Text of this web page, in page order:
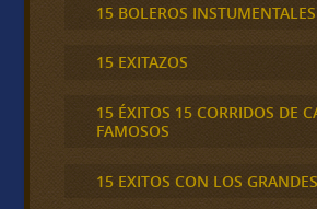
15 BOLEROS INSTUMENTALES
15 EXITAZOS
15 ÉXITOS 15 CORRIDOS DE
FAMOSOS
15 EXITOS CON LOS